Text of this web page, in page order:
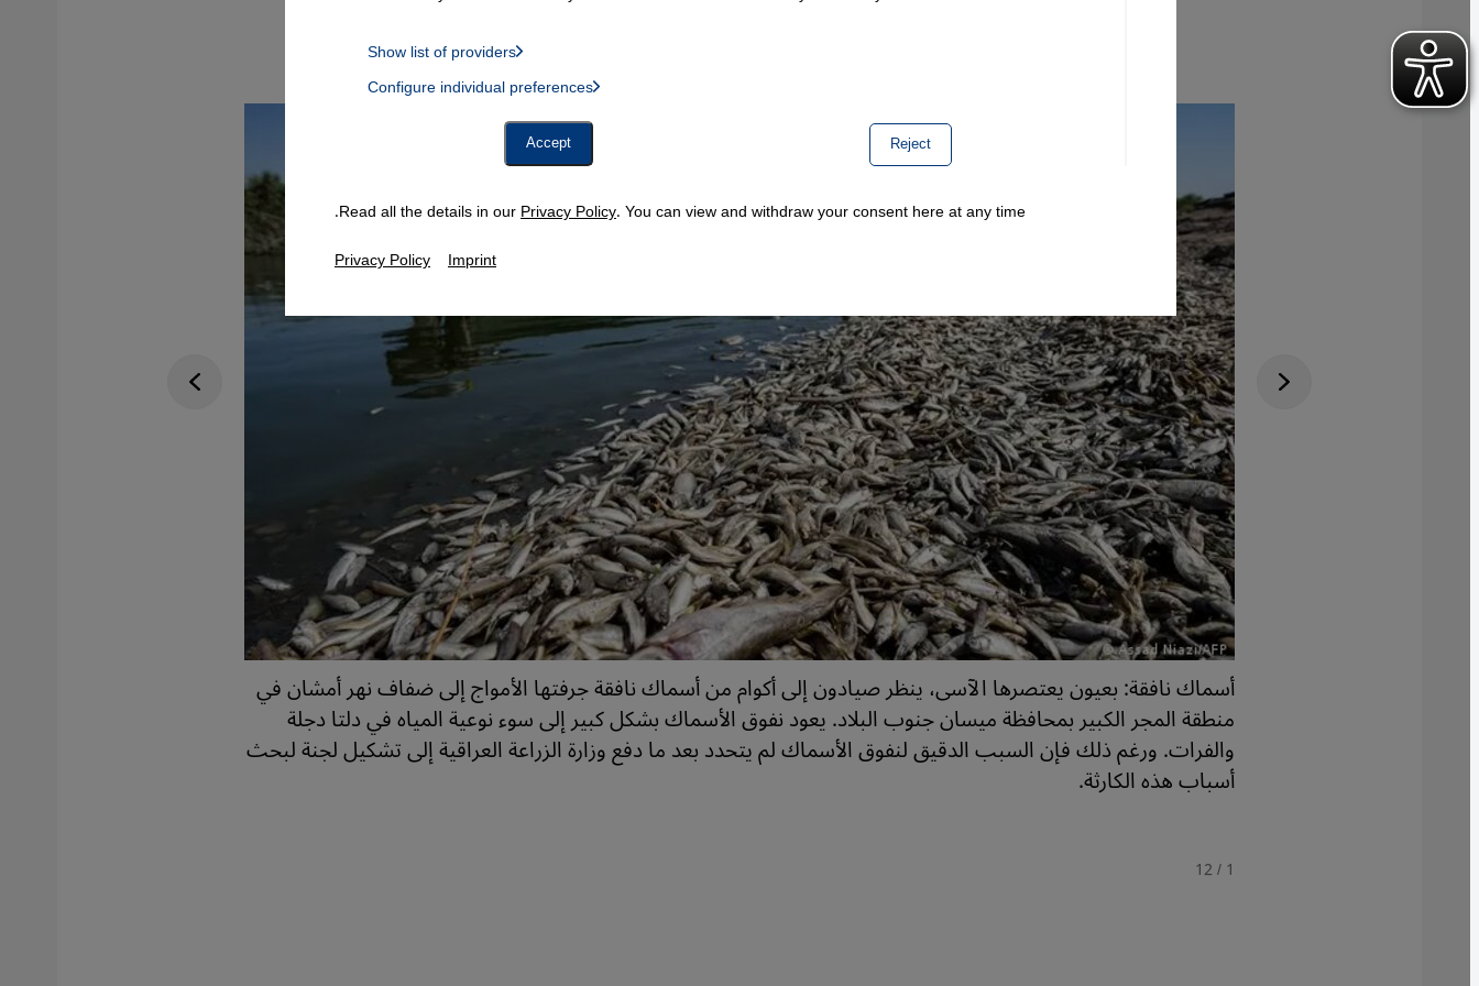
أسماك نافقة: بعيون يعتصرها الآسى، ينظر صيادون إلى أكوام من أسماك نافقة جرفتها الأمواج إلى ضفاف نهر أمشان في
منطقة المجر الكبير بمحافظة ميسان جنوب البلاد. يعود نفوق الأسماك بشكل كبير إلى سوء نوعية المياه في دلتا دجلة
والفرات. ورغم ذلك فإن السبب الدقيق لنفوق الأسماك لم يتحدد بعد ما دفع وزارة الزراعة العراقية إلى تشكيل لجنة لبحث
أسباب هذه الكارثة.
1
/ 12
Reject
Show list of providers
Google Maps Embed, Google Tag Manager, Instagram Embed, Twitter Embed, Youtube Embed
Configure individual preferences
Accept
Read all the details in ourPrivacy Policy. You can view and withdraw your consent here at any time.
Privacy Policy Imprint